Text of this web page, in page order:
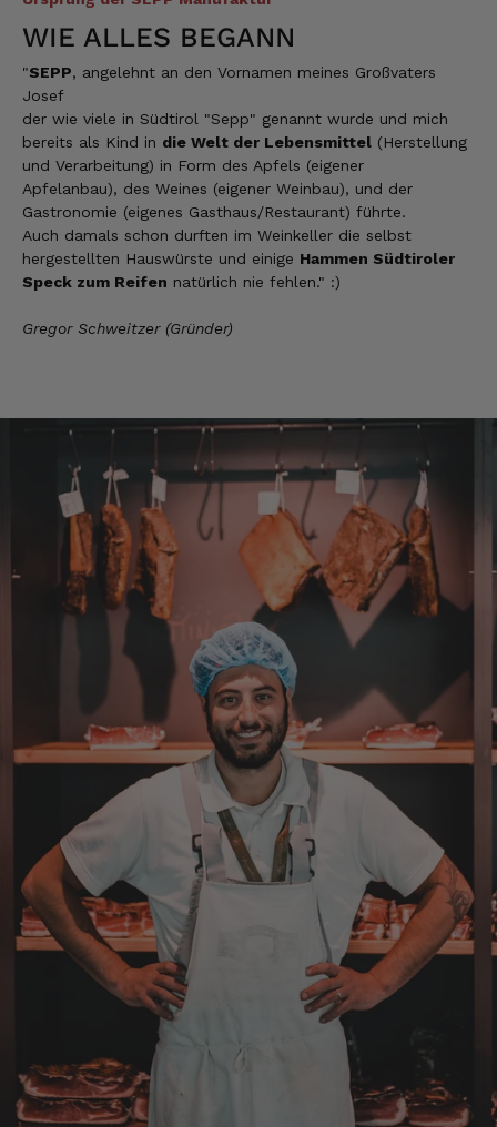
WIE ALLES BEGANN
"SEPP, angelehnt an den Vornamen meines Großvaters
Josef
der wie viele in Südtirol "Sepp" genannt wurde und mich
bereits als Kind in die Welt der Lebensmittel (Herstellung
und Verarbeitung) in Form des Apfels (eigener
Apfelanbau), des Weines (eigener Weinbau), und der
Gastronomie (eigenes Gasthaus/Restaurant) führte.
Auch damals schon durften im Weinkeller die selbst
hergestellten Hauswürste und einige Hammen Südtiroler
Speck zum Reifen natürlich nie fehlen." :)
Gregor Schweitzer (Gründer)
Hans-Jürgen
alles super geschmeckt
Verifizierter Kunde
Was ich bisher gegessen habe, war sehr
lecker!
wieder nachbestellt.
Josef
Verifizierter Kunde
Lieferung funktioniert gut. Geschmack und
Qualität sehr gut. Ich habe schon vieles
probiert und auch wieder bestellt.
Norbert
Verifizierter Kunde
Qualität hervorragend, leider ist der Versand
nach Deutschland mit GLS unterirdisch. Bitte
auf DHL umstellen, auch wenn die
Versandkosten dadurch höher sein sollten.
5.8.2026
Manfred
Verifizierter Kunde
Eine super Qualität, klasse im Geschmack,
werde wieder bestellen....bin sehr zufrieden
Sven